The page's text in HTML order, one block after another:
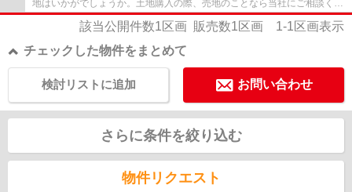
地はいかがでしょうか。土地購入の際、売地のことなら当社にご相談くだ
さい。幅広い方にご好評の、400万円のこち...
該当公開件数1区画 販売数1区画 1-1区画表示
チェックした物件をまとめて
お問い合わせ
検討リストに追加
さらに条件を絞り込む
物件リクエスト